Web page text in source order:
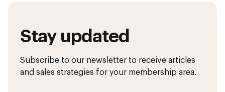
Stay updated
Subscribe to our newsletter to receive articles
and sales strategies for your membership area.